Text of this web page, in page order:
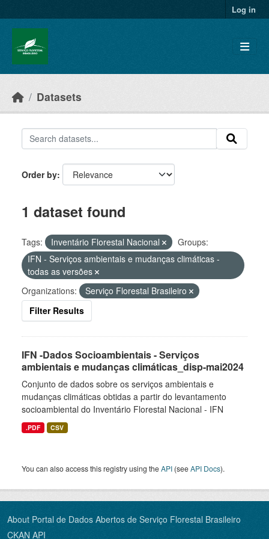
Log in
Datasets
Order by
1 dataset found
Tags: Inventário Florestal Nacional
Groups:
IFN - Serviços ambientais e mudanças climáticas -
todas as versões
Organizations:
Serviço Florestal Brasileiro
Filter Results
IFN -Dados Socioambientais - Serviços
ambientais e mudanças climáticas_disp-mai2024
Conjunto de dados sobre os serviços ambientais e
mudanças climáticas obtidas a partir do levantamento
socioambiental do Inventário Florestal Nacional - IFN
.PDF CSV
You can also access this registry using theAPI (seeAPI Docs).
About Portal de Dados Abertos de Serviço Florestal Brasileiro
CKAN API